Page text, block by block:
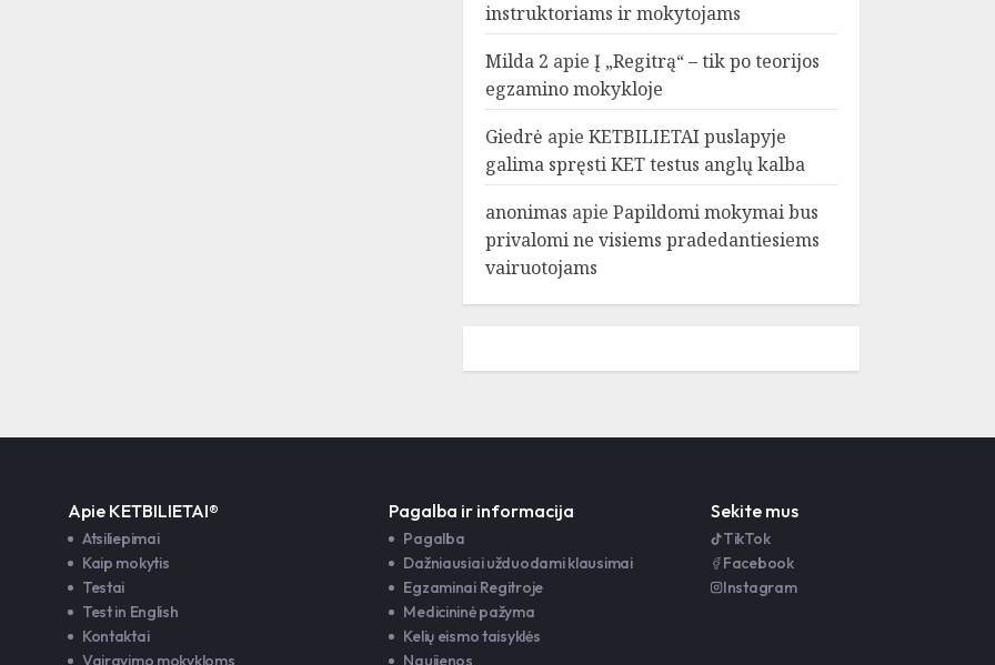
instruktoriams ir mokytojams
Milda 2 apieĮ „Regitrą“ – tik po teorijos
egzamino mokykloje
Giedrė apieKETBILIETAI puslapyje
galima spręsti KET testus anglų kalba
anonimas apiePapildomi mokymai bus
privalomi ne visiems pradedantiesiems
vairuotojams
Apie KETBILIETAI®
Atsiliepimai
Kaip mokytis
Testai
Test in English
Kontaktai
Vairavimo mokykloms
Pagalba ir informacija
Pagalba
Dažniausiai užduodami klausimai
Egzaminai Regitroje
Medicininė pažyma
Kelių eismo taisyklės
Naujienos
Sekite mus
TikTok
Facebook
Instagram